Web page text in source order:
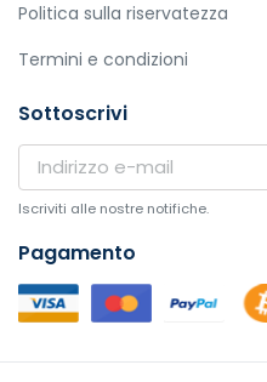
Politica sulla riservatezza
Termini e condizioni
Sottoscrivi
Iscriviti alle nostre notifiche.
Pagamento